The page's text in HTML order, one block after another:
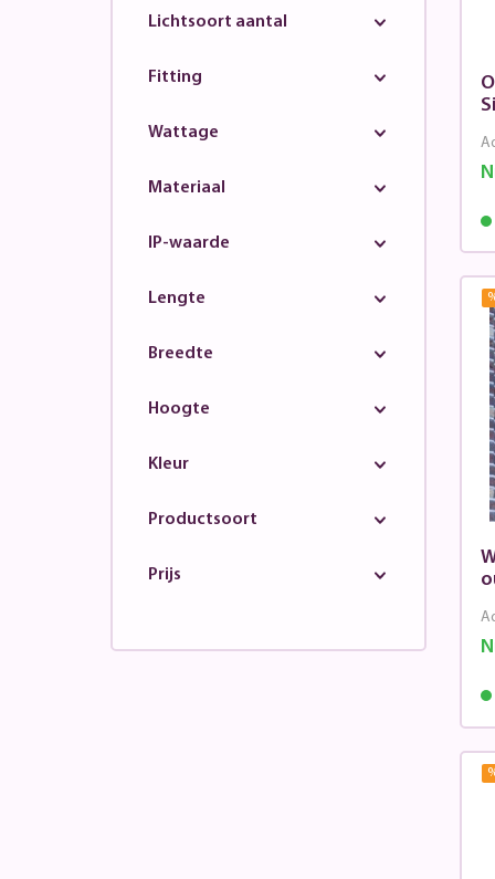
Lichtsoort aantal
Fitting
Wattage
Materiaal
IP-waarde
Lengte
Breedte
Hoogte
Kleur
Productsoort
Prijs